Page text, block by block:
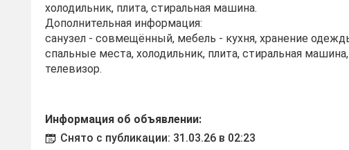
холодильник, плита, стиральная машина.
Дополнительная информация:
санузел - совмещённый, мебель - кухня, хранение
спальные места, холодильник, плита, стиральная машина,
телевизор.
Информация об объявлении:
Снято с публикации: 31.03.26 в 02:23